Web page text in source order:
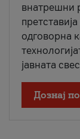
внатрешни
одговорна
јавната
Дознај